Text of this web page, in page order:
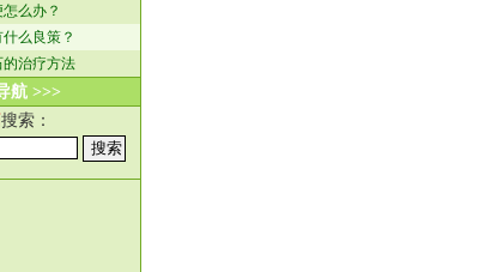
么办？
么良策？
的治疗方法
航 >>>
搜索：